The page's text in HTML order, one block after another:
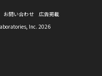
お問い合わせ
広告掲載
Inc. 2026